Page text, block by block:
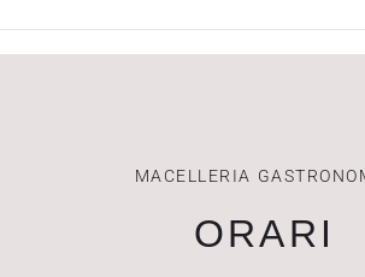
MACELLERIA
ORARI